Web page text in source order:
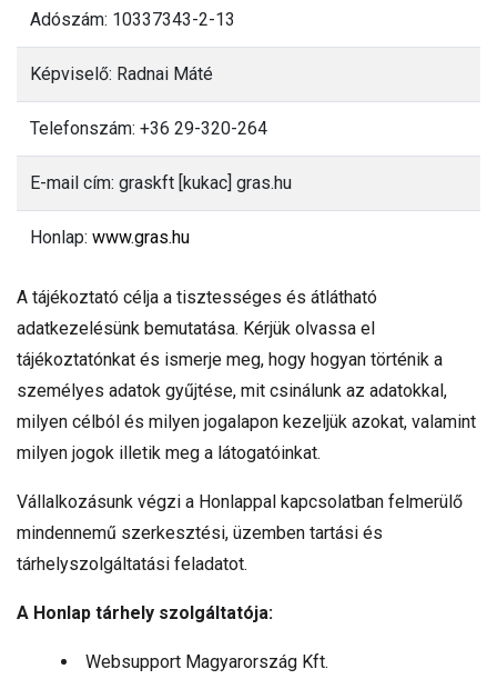
Adószám: 10337343-2-13
Képviselő: Radnai Máté
Telefonszám: +36 29-320-264
E-mail cím: graskft [kukac] gras.hu
Honlap: www.gras.hu
A tájékoztató célja a tisztességes és átlátható
adatkezelésünk bemutatása. Kérjük olvassa el
tájékoztatónkat és ismerje meg, hogy hogyan történik a
személyes adatok gyűjtése, mit csinálunk az adatokkal,
milyen célból és milyen jogalapon kezeljük azokat, valamint
milyen jogok illetik meg a látogatóinkat.
Vállalkozásunk végzi a Honlappal kapcsolatban felmerülő
mindennemű szerkesztési, üzemben tartási és
tárhelyszolgáltatási feladatot.
A Honlap tárhely szolgáltatója:
Websupport Magyarország Kft.